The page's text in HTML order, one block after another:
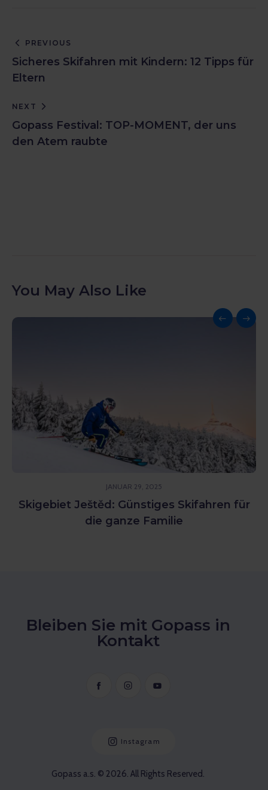
PREVIOUS
Sicheres Skifahren mit Kindern: 12 Tipps für
Eltern
NEXT
Gopass Festival: TOP-MOMENT, der uns
den Atem raubte
You May Also Like
JANUAR 29, 2025
Skigebiet Ještěd: Günstiges Skifahren für
die ganze Familie
Bleiben Sie mit Gopass in
Kontakt
Instagram
Gopass a.s. © 2026. All Rights Reserved.